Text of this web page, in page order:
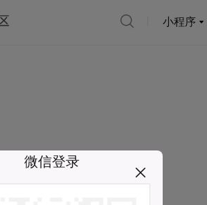
小程序
微信登录